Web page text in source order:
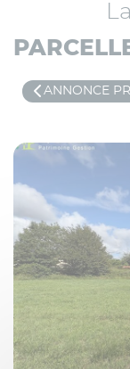
ANNONCE